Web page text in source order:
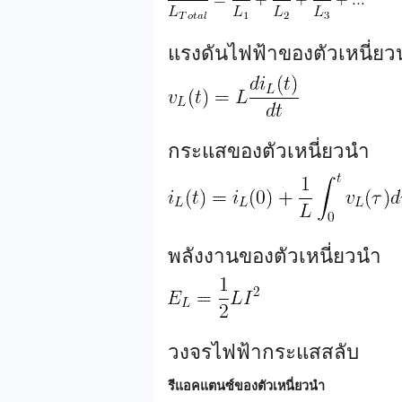
แรงดันไฟฟ้าของตัวเหนี่ยว
กระแสของตัวเหนี่ยวนำ
พลังงานของตัวเหนี่ยวนำ
วงจรไฟฟ้ากระแสสลับ
รีแอคแตนซ์ของตัวเหนี่ยวนำ